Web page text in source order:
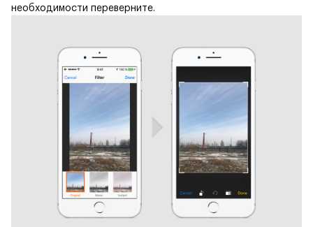
необходимости переверните.